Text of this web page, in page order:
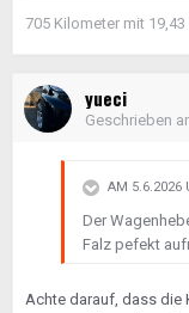
705 Kilometer mit
yueci
Geschrieben
AM 5.6.2026
Der
Falz pefekt
Achte darauf, dass die